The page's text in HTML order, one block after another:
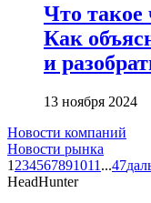
Что такое
Как
и
13 ноября 2024
Новости компаний
Новости рынка
1 234567891011 ...47
HeadHunter